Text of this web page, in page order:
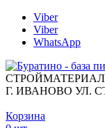
Viber
Viber
WhatsApp
Г. ИВАНОВО УЛ.
Корзина